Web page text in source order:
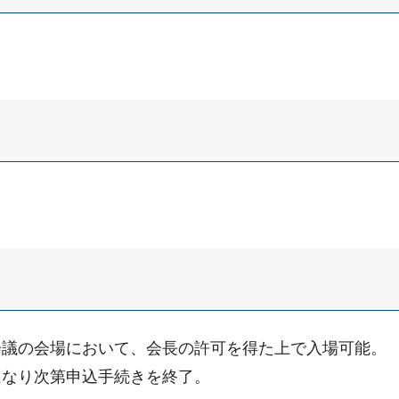
の会場において、会長の許可を得た上で入場可能。
り次第申込手続きを終了。